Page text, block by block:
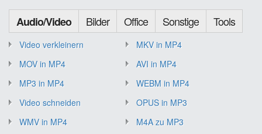
Audio/Video Bilder Office Sonstige Tools
Video verkleinern
MKV in MP4
MOV in MP4
AVI in MP4
MP3 in MP4
WEBM in MP4
Video schneiden
OPUS in MP3
WMV in MP4
M4A zu MP3